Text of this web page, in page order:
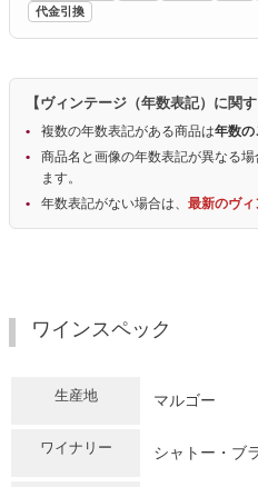
代金引換
【ヴィンテージ（年数表記）に関す
複数の年数表記がある商品は年数の
商品名と画像の年数表記が異なる場
ます。
年数表記がない場合は、 最新のヴィ
ワインスペック
生産地 マルゴー
ワイナリー シャトー・ブ